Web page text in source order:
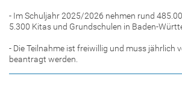
- Im Schuljahr 2025/2026 nehmen rund
5.300 Kitas und Grundschulen in Baden-
- Die Teilnahme ist freiwillig und muss jährlich
beantragt werden.